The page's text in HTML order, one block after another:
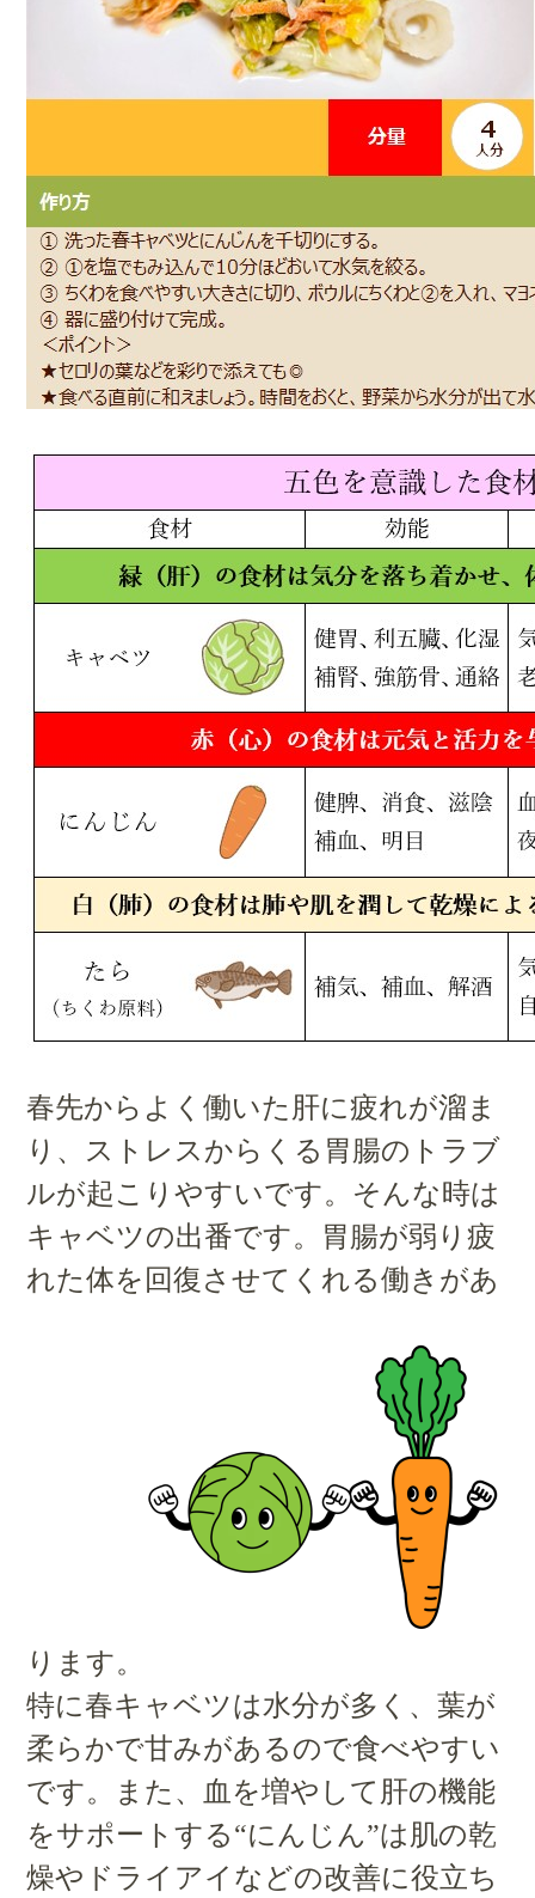
春先からよく働いた肝に疲れが溜ま
り、ストレスからくる胃腸のトラブ
ルが起こりやすいです。そんな時は
キャベツの出番です。胃腸が弱り疲
れた体を回復させてくれる働きがあ
ります。
特に春キャベツは水分が多く、葉が
柔らかで甘みがあるので食べやすい
です。また、血を増やして肝の機能
をサポートする“にんじん”は肌の乾
燥やドライアイなどの改善に役立ち